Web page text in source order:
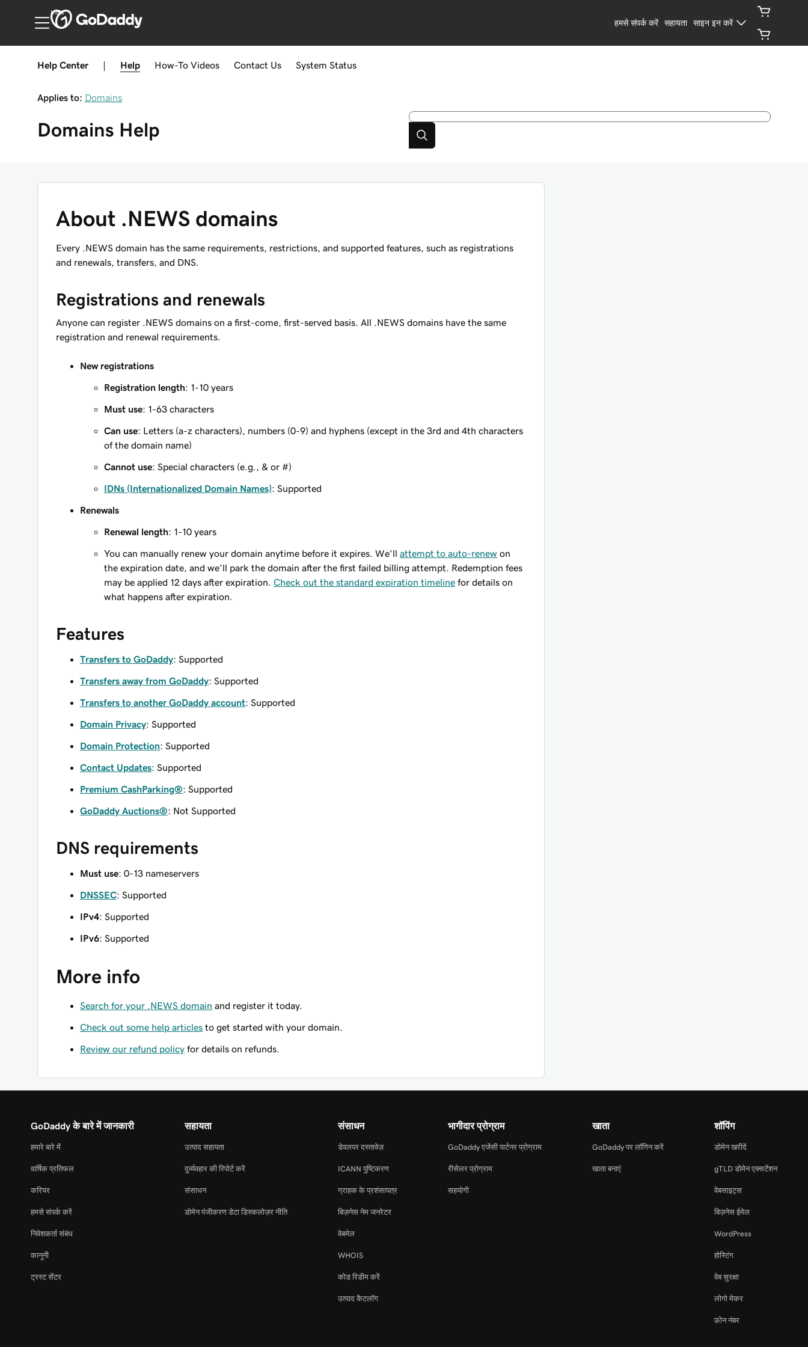
India
हमसे संपर्क करें सहायता साइन इन करें
Help Center Help How-To Videos Contact Us System Status
Applies to: Domains
Domains Help
About .NEWS domains
Every .NEWS domain has the same requirements, restrictions, and supported features, such as registrations
and renewals, transfers, and DNS.
Registrations and renewals
Anyone can register .NEWS domains on a first-come, first-served basis. All .NEWS domains have the same
registration and renewal requirements.
New registrations
Registration length: 1-10 years
Must use: 1-63 characters
Can use: Letters (a-z characters), numbers (0-9) and hyphens (except in the 3rd and 4th characters
of the domain name)
Cannot use: Special characters (e.g., & or #)
IDNs (Internationalized Domain Names): Supported
Renewals
Renewal length: 1-10 years
You can manually renew your domain anytime before it expires. We'll attempt to auto-renew on
the expiration date, and we'll park the domain after the first failed billing attempt. Redemption fees
may be applied 12 days after expiration. Check out the standard expiration timeline for details on
what happens after expiration.
Features
Transfers to GoDaddy: Supported
Transfers away from GoDaddy: Supported
Transfers to another GoDaddy account: Supported
Domain Privacy: Supported
Domain Protection: Supported
Contact Updates: Supported
Premium CashParking®: Supported
GoDaddy Auctions®: Not Supported
DNS requirements
Must use: 0-13 nameservers
DNSSEC: Supported
IPv4: Supported
IPv6: Supported
More info
Search for your .NEWS domain and register it today.
Check out some help articles to get started with your domain.
Review our refund policy for details on refunds.
GoDaddy के बारे में जानकारी
हमारे बारे में
वार्षिक प्रतिफल
करियर
हमसे संपर्क करें
निवेशकर्ता संबंध
कानूनी
ट्रस्ट सेंटर
सहायता
उत्पाद सहायता
दुर्व्यवहार की रिपोर्ट करें
संसाधन
डोमेन पंजीकरण डेटा डिस्कलोज़र नीति
संसाधन
डेवलपर दस्तावेज़
ICANN पुष्टिकरण
ग्राहक के प्रशंसापत्र
बिज़नेस नेम जनरेटर
वेबमेल
WHOIS
कोड रिडीम करें
उत्पाद कैटलॉग
भागीदार प्रोग्राम
GoDaddy एजेंसी पार्टनर प्रोग्राम
रीसेलर प्रोग्राम
सहयोगी
खाता
GoDaddy पर लॉगिन करें
खाता बनाएं
शॉपिंग
डोमेन खरीदें
gTLD डोमेन एक्सटेंशन
वेबसाइट्स
बिज़नेस ईमेल
WordPress
होस्टिंग
वेब सुरक्षा
लोगो मेकर
फ़ोन नंबर